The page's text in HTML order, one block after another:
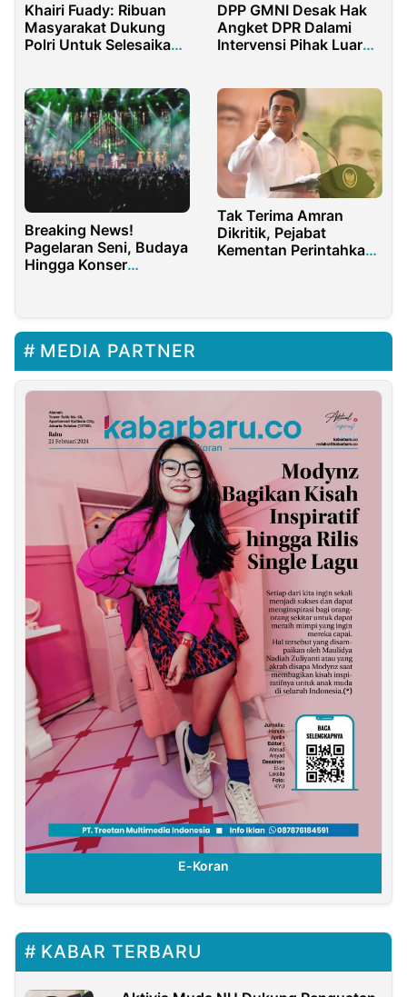
Khairi Fuady: Ribuan
Masyarakat Dukung
Polri Untuk Selesaikan
DPP GMNI Desak Hak
Angket DPR Dalami
Intervensi Pihak Luar
Breaking News!
Pagelaran Seni, Budaya
Hingga Konser
Tak Terima Amran
Dikritik, Pejabat
Kementan Perintahkan
MEDIA PARTNER
E-Koran
KABAR TERBARU